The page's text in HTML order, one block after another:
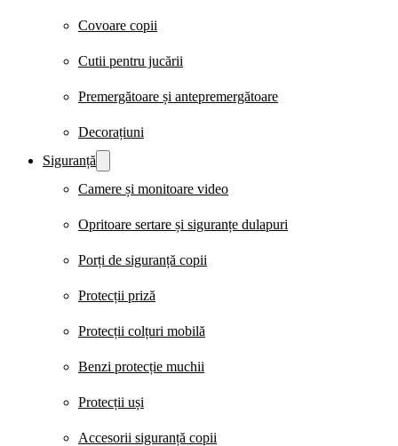
Covoare copii
Cutii pentru jucării
Premergătoare și antepremergătoare
Decorațiuni
Siguranță
Camere și monitoare video
Opritoare sertare și siguranțe dulapuri
Porți de siguranță copii
Protecții priză
Protecții colțuri mobilă
Benzi protecție muchii
Protecții uși
Accesorii siguranță copii